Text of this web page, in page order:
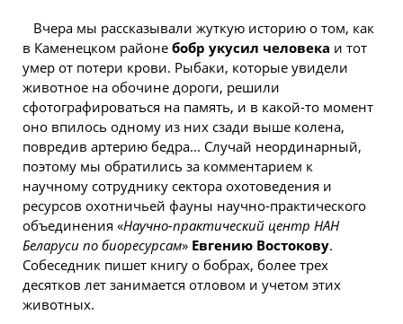
Вчера мы рассказывали жуткую историю о том, как
в Каменецком районе бобр укусил человека и тот
умер от потери крови. Рыбаки, которые увидели
животное на обочине дороги, решили
сфотографироваться на память, и в какой-то момент
оно впилось одному из них сзади выше колена,
повредив артерию бедра... Случай неординарный,
поэтому мы обратились за комментарием к
научному сотруднику сектора охотоведения и
ресурсов охотничьей фауны научно-практического
объединения «Научно-практический центр НАН
Беларуси по биоресурсам» Евгению Востокову.
Собеседник пишет книгу о бобрах, более трех
десятков лет занимается отловом и учетом этих
животных.